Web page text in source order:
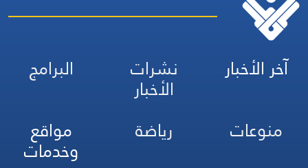
آخر الأخبار نشرات
الأخبار
البرامج
منوعات
رياضة مواقع
وخدمات